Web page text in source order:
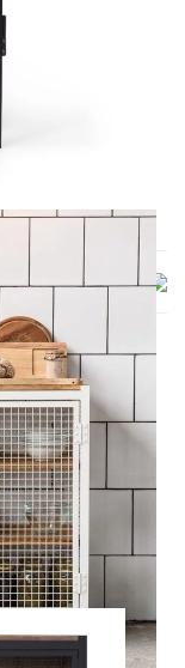
AUCH